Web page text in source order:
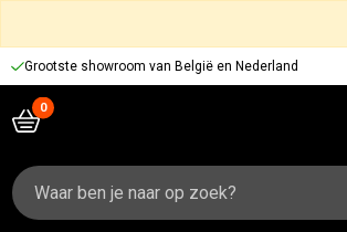
Grootste showroom van België en Nederland
Zoeken
naar: